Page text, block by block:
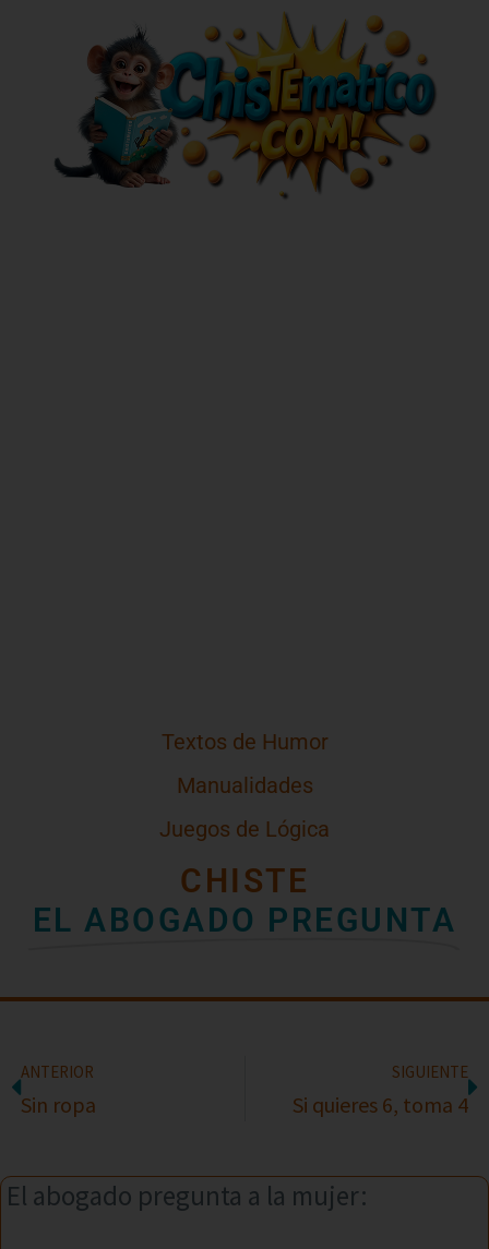
Textos de Humor
Manualidades
Juegos de Lógica
CHISTE
EL ABOGADO PREGUNTA
ANTERIOR
Sin ropa
SIGUIENTE
Si quieres 6, toma 4
El abogado pregunta a la mujer: